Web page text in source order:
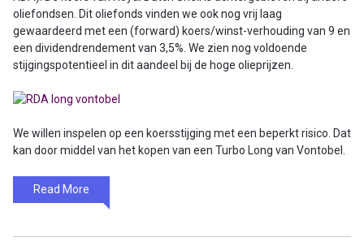
oliefondsen. Dit oliefonds vinden we ook nog vrij laag
gewaardeerd met een (forward) koers/winst-verhouding van 9 en
een dividendrendement van 3,5%. We zien nog voldoende
stijgingspotentieel in dit aandeel bij de hoge olieprijzen.
We willen inspelen op een koersstijging met een beperkt risico. Dat
kan door middel van het kopen van een Turbo Long van Vontobel.
Read More